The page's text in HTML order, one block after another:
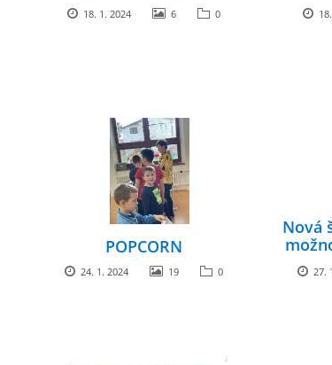
18. 1. 2024 6 0
POPCORN
24. 1. 2024 19 0
Nová
27.